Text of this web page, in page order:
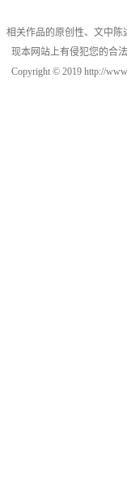
相关作品的原创性、文中
现本网站上有侵犯您的合
Copyright © 2019 http://